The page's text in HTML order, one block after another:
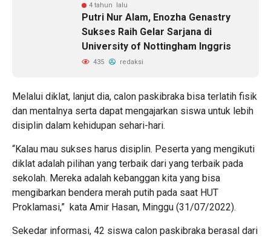
4 tahun lalu
Putri Nur Alam, Enozha Genastry
Sukses Raih Gelar Sarjana di
University of Nottingham Inggris
435 redaksi
Melalui diklat, lanjut dia, calon paskibraka bisa terlatih fisik
dan mentalnya serta dapat mengajarkan siswa untuk lebih
disiplin dalam kehidupan sehari-hari.
“Kalau mau sukses harus disiplin. Peserta yang mengikuti
diklat adalah pilihan yang terbaik dari yang terbaik pada
sekolah. Mereka adalah kebanggan kita yang bisa
mengibarkan bendera merah putih pada saat HUT
Proklamasi,” kata Amir Hasan, Minggu (31/07/2022).
Sekedar informasi, 42 siswa calon paskibraka berasal dari